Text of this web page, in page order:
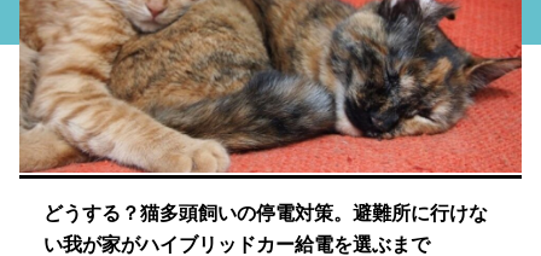
どうする？猫多頭飼いの停電対策。避難所に行けな
い我が家がハイブリッドカー給電を選ぶまで